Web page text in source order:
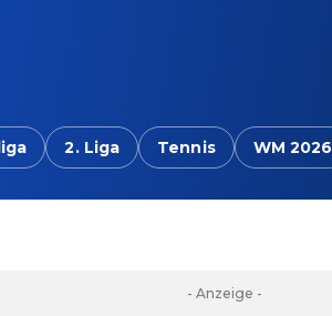
2. Liga Tennis WM 2026
- Anzeige -